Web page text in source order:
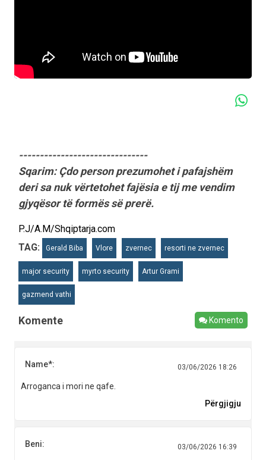
-------------------------------
Sqarim: Çdo person prezumohet i pafajshëm
deri sa nuk vërtetohet fajësia e tij me vendim
gjyqësor të formës së prerë.
P.J/A.M/Shqiptarja.com
TAG:
Gerald Biba Vlore zvernec resorti ne zvernec
major security myrto security Artur Grami
gazmend vathi
Komente Komento
Name*: 03/06/2026 18:26
Arroganca i mori ne qafe.
Përgjigju
Beni: 03/06/2026 16:39